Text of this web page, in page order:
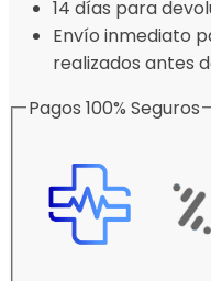
14 días para
Envío inmediato
realizados antes
Pagos 100% Seguros